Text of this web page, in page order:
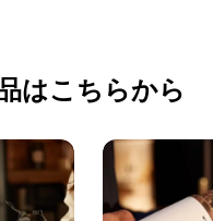
はこちらから